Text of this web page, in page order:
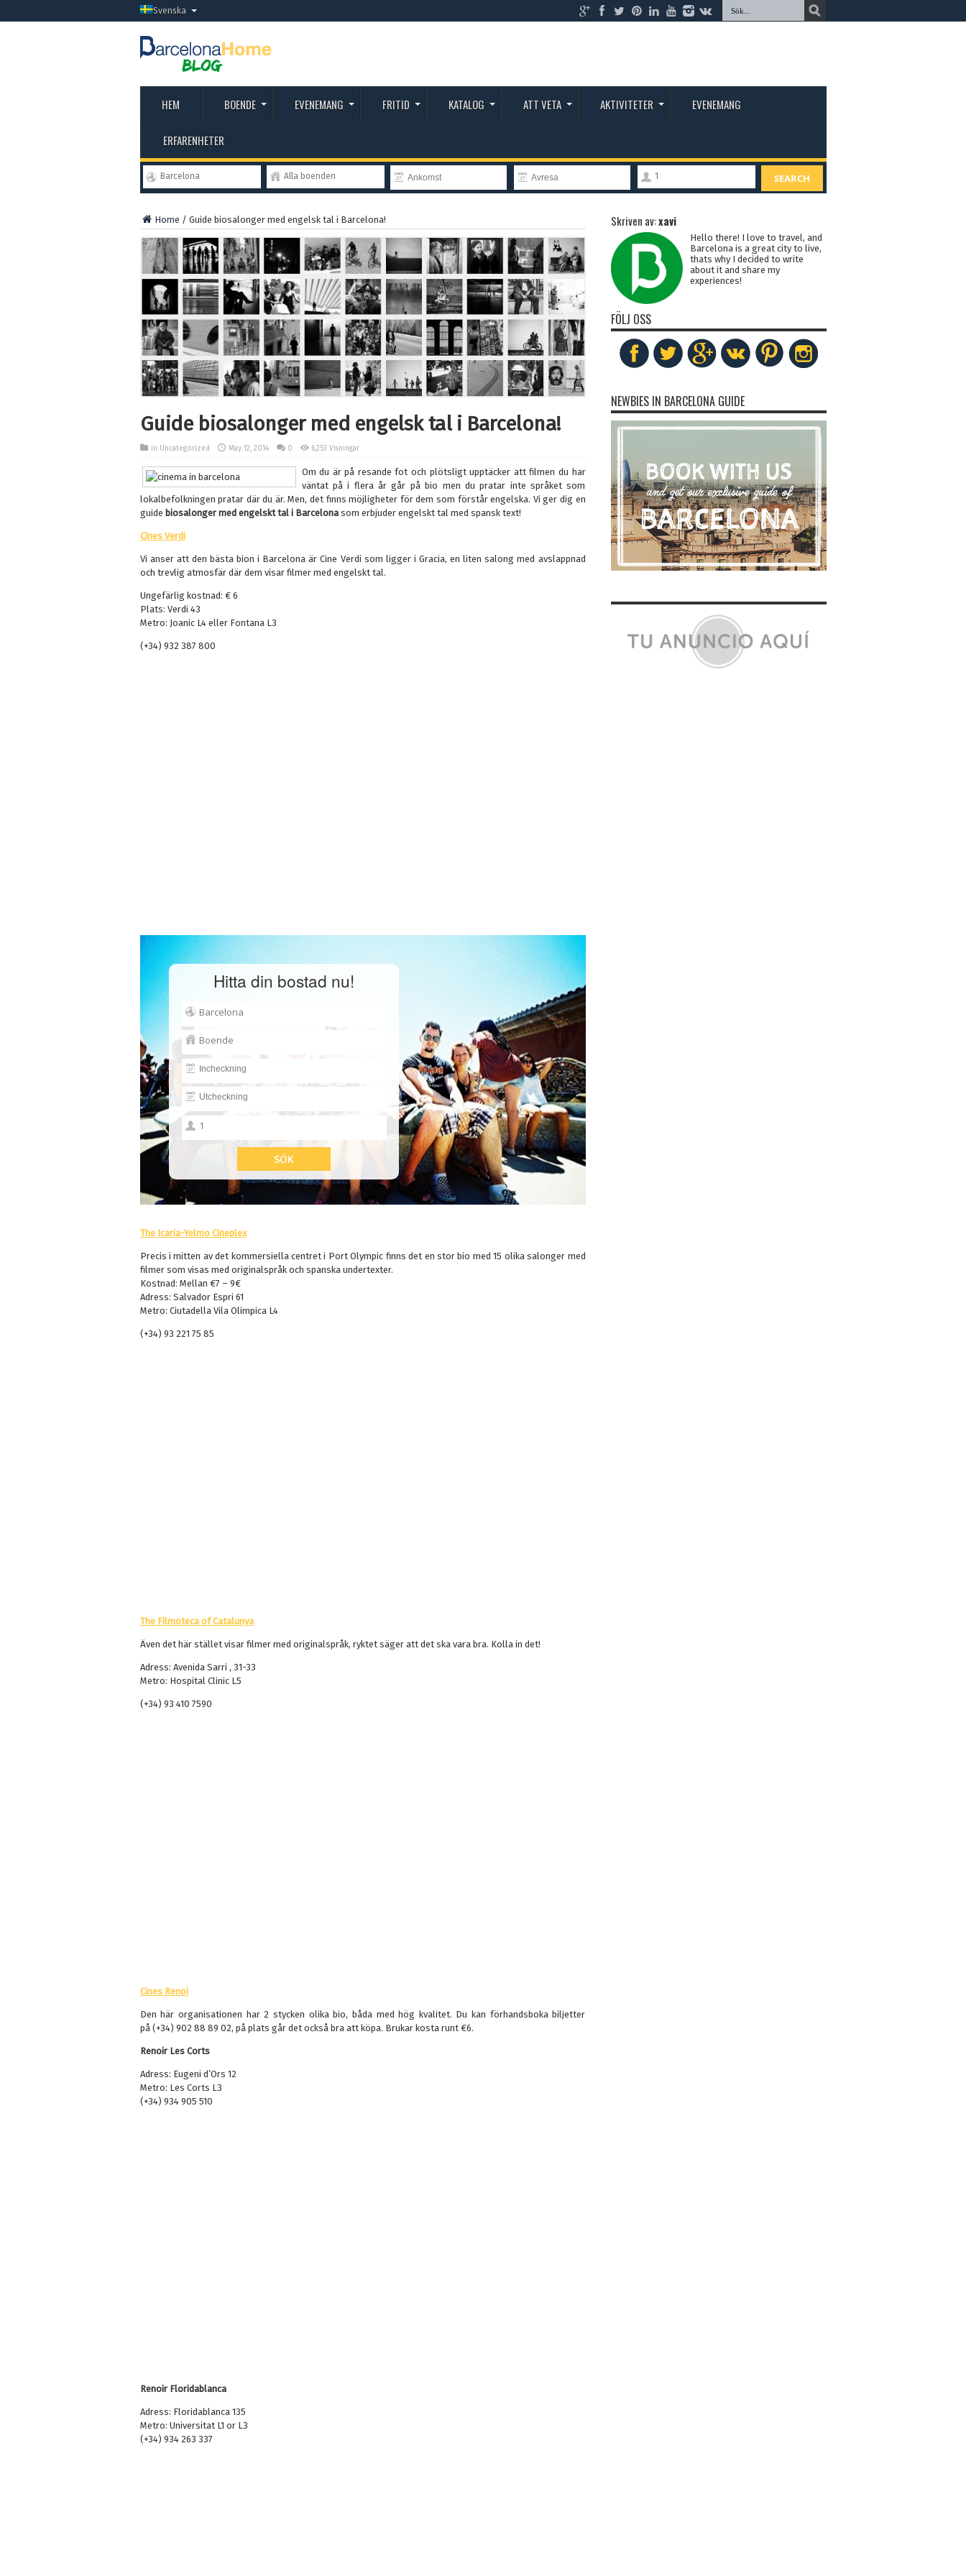
Svenska
HEM BOENDE EVENEMANG FRITID KATALOG ATT VETA AKTIVITETER EVENEMANG
ERFARENHETER
Barcelona Alla boenden 1 SEARCH
Home / Guide biosalonger med engelsk tal i Barcelona!
Guide biosalonger med engelsk tal i Barcelona!
in Uncategorized May 12, 2014 0 6,253 Visningar
Om du är på resande fot och plötsligt upptäcker att filmen du har
väntat på i flera år går på bio men du pratar inte språket som
lokalbefolkningen pratar där du är. Men, det finns möjligheter för dem som förstår engelska. Vi ger dig en
guide biosalonger med engelskt tal i Barcelonasom erbjuder engelskt tal med spansk text!
Cines Verdi
Vi anser att den bästa bion i Barcelona är Cine Verdi som ligger i Gracia, en liten salong med avslappnad
och trevlig atmosfär där dem visar filmer med engelskt tal.
Ungefärlig kostnad: € 6
Plats: Verdi 43
Metro: Joanic L4 eller Fontana L3
(+34) 932 387 800
Hitta din bostad nu!
The Icaria-Yelmo Cineplex
Precis i mitten av det kommersiella centret i Port Olympic finns det en stor bio med 15 olika salonger med
filmer som visas med originalspråk och spanska undertexter.
Kostnad: Mellan €7 – 9€
Adress: Salvador Espri 61
Metro: Ciutadella Vila Olimpica L4
(+34) 93 221 75 85
The Filmoteca of Catalunya
Även det här stället visar filmer med originalspråk, ryktet säger att det ska vara bra. Kolla in det!
Adress: Avenida Sarri , 31-33
Metro: Hospital Clinic L5
(+34) 93 410 7590
Cines Renoi
Den här organisationen har 2 stycken olika bio, båda med hög kvalitet. Du kan förhandsboka biljetter
på (+34) 902 88 89 02, på plats går det också bra att köpa. Brukar kosta runt €6.
Renoir Les Corts
Adress: Eugeni d’Ors 12
Metro: Les Corts L3
(+34) 934 905 510
Renoir Floridablanca
Adress: Floridablanca 135
Metro: Universitat L1 or L3
(+34) 934 263 337
Skriven av:xavi
Hello there! I love to travel, and
Barcelona is a great city to live,
thats why I decided to write
about it and share my
experiences!
FÖLJ OSS
NEWBIES IN BARCELONA GUIDE